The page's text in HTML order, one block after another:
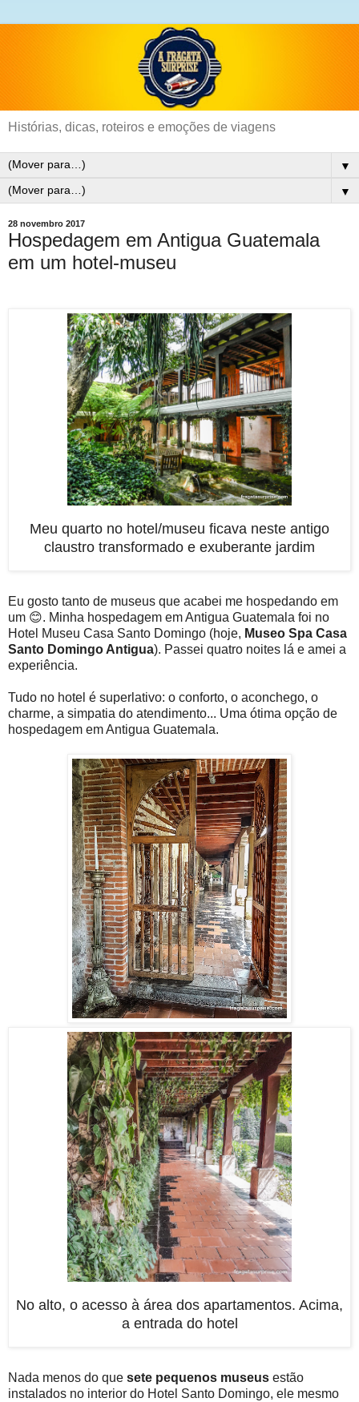
Histórias, dicas, roteiros e emoções de viagens
▼
▼
28 novembro 2017
Hospedagem em Antigua Guatemala
em um hotel-museu
Meu quarto no hotel/museu ficava neste antigo
claustro transformado e exuberante jardim
Eu gosto tanto de museus que acabei me hospedando em
um 😊. Minha hospedagem em Antigua Guatemala foi no
Hotel Museu Casa Santo Domingo (hoje, Museo Spa Casa
Santo Domingo Antigua). Passei quatro noites lá e amei a
experiência.
Tudo no hotel é superlativo: o conforto, o aconchego, o
charme, a simpatia do atendimento... Uma ótima opção de
hospedagem em Antigua Guatemala.
No alto, o acesso à área dos apartamentos. Acima,
a entrada do hotel
Nada menos do que sete pequenos museus estão
instalados no interior do Hotel Santo Domingo, ele mesmo